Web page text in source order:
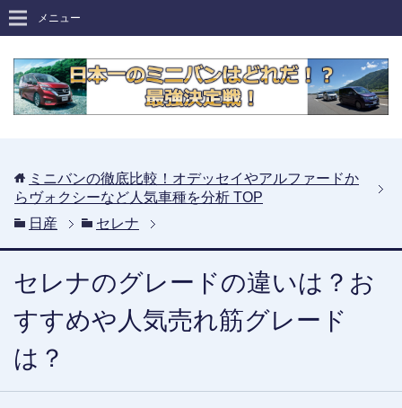
メニュー
ミニバンの徹底比較！オデッセイやアルファードか
らヴォクシーなど人気車種を分析 TOP
日産
セレナ
セレナのグレードの違いは？お
すすめや人気売れ筋グレード
は？